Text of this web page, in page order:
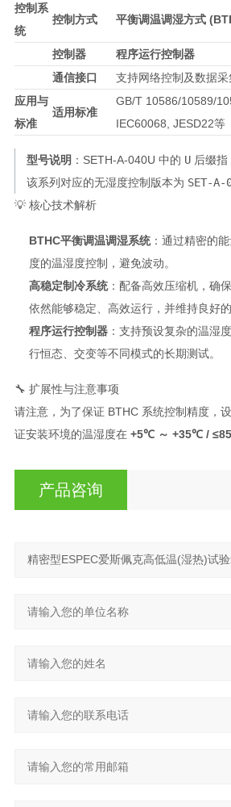
控制系
统
控制方式 平衡调温调湿方式
控制器
程序运行控制器
通信接口
支持网络控制及数据
应用与
标准
适用标准
GB/T 10586/10589/
IEC60068, JESD22等
型号说明 ：SETH-A-040U 中的 U 后缀指
该系列对应的无湿度控制版本为 SET-A-
💡 核心技术解析
BTHC平衡调温调湿系统：通过精密的
度的温湿度控制，避免波动。
高稳定制冷系统：配备高效压缩机，确
依然能够稳定、高效运行，并维持良好
程序运行控制器：支持预设复杂的温湿
行恒态、交变等不同模式的长期测试。
🔧 扩展性与注意事项
请注意，为了保证 BTHC 系统控制精度，
证安装环境的温湿度在 +5℃ ～ +35℃ /
产品咨询